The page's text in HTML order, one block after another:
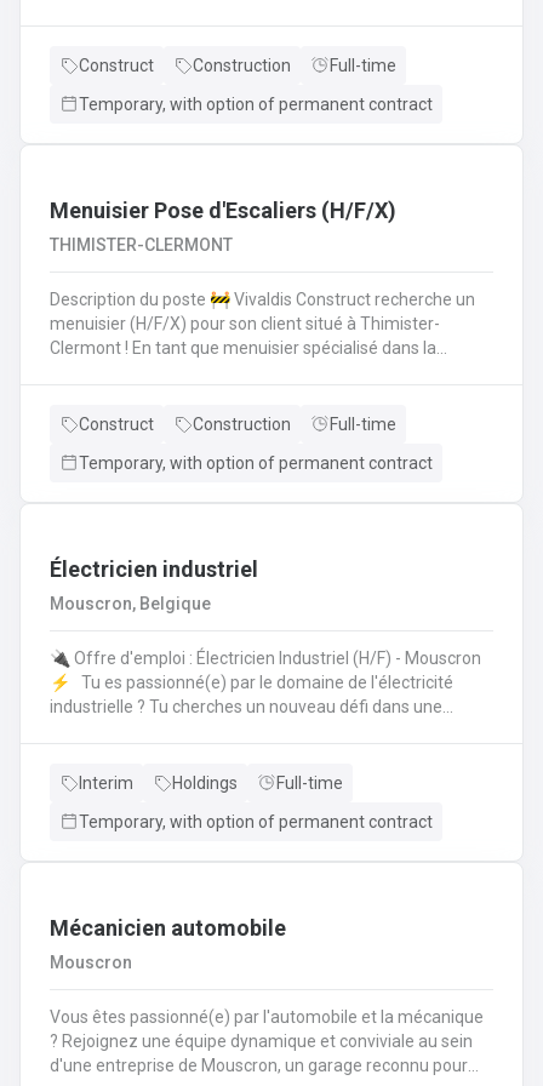
vous épanouir dans une mission pour du long terme?
Construct Construction
Full-time
Temporary, with option of permanent contract
Menuisier Pose d'Escaliers (H/F/X)
THIMISTER-CLERMONT
Description du poste 🚧 Vivaldis Construct recherche un
menuisier (H/F/X) pour son client situé à Thimister-
Clermont ! En tant que menuisier spécialisé dans la
escaliers dans divers types de bâtimentsAssurer un
équipe de trois ouvriers 💪 Avantages de la CP124 ✍️ Un
Construct Construction
Full-time
Temporary, with option of permanent contract
Électricien industriel
Mouscron, Belgique
🔌 Offre d'emploi : Électricien Industriel (H/F) - Mouscron
⚡️ Tu es passionné(e) par le domaine de l'électricité
industrielle ? Tu cherches un nouveau défi dans une
Type de contrat : Intérim avec possibilité de CDI Tes
équipements électriques industriels ⚙️ Mise en service
Interim Holdings
Full-time
Temporary, with option of permanent contract
Mécanicien automobile
Mouscron
Vous êtes passionné(e) par l'automobile et la mécanique
? Rejoignez une équipe dynamique et conviviale au sein
d'une entreprise de Mouscron, un garage reconnu pour